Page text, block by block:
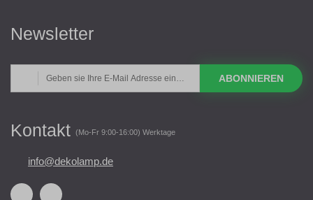
Newsletter
ABONNIEREN
Kontakt (Mo-Fr 9:00-16:00) Werktage
info@dekolamp.de